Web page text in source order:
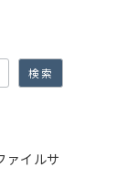
検索
ァイルサ